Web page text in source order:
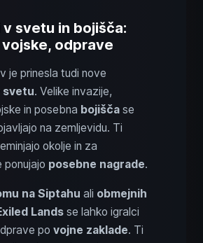
v svetu in bojišča:
odprave
je prinesla tudi nove
svetu. Velike invazije,
in posebna bojišča se
na zemljevidu. Ti
okolje in za
ponujajo posebne nagrade.
na Siptahu ali obmejnih
Lands se lahko igralci
po vojne zaklade. Ti